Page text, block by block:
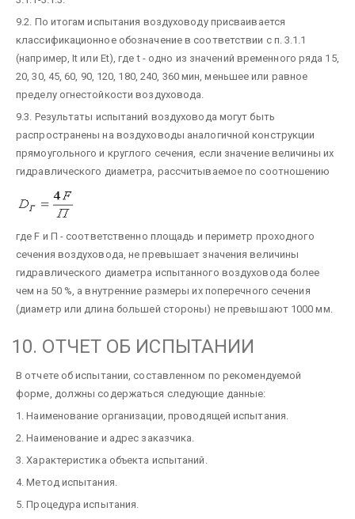
9.2. По итогам испытания воздуховоду присваивается
классификационное обозначение в соответствии с п. 3.1.1
(например, It или Et), где t - одно из значений временного ряда 15,
20, 30, 45, 60, 90, 120, 180, 240, 360 мин, меньшее или равное
пределу огнестойкости воздуховода.
9.3. Результаты испытаний воздуховода могут быть
распространены на воздуховоды аналогичной конструкции
прямоугольного и круглого сечения, если значение величины их
гидравлического диаметра, рассчитываемое по соотношению
где F и П - соответственно площадь и периметр проходного
сечения воздуховода, не превышает значения величины
гидравлического диаметра испытанного воздуховода более
чем на 50 %, а внутренние размеры их поперечного сечения
(диаметр или длина большей стороны) не превышают 1000 мм.
10. ОТЧЕТ ОБ ИСПЫТАНИИ
В отчете об испытании, составленном по рекомендуемой
форме, должны содержаться следующие данные:
1. Наименование организации, проводящей испытания.
2. Наименование и адрес заказчика.
3. Характеристика объекта испытаний.
4. Метод испытания.
5. Процедура испытания.